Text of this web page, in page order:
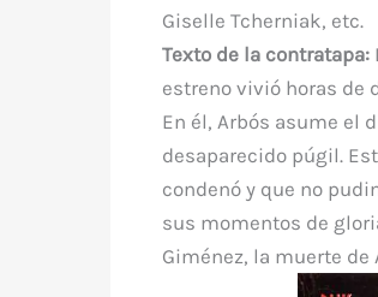
Giselle Tcherniak, etc.
Texto de la contratapa:
estreno vivió horas de
En él, Arbós asume el
desaparecido púgil.
condenó y que no
sus momentos de
Giménez, la muerte